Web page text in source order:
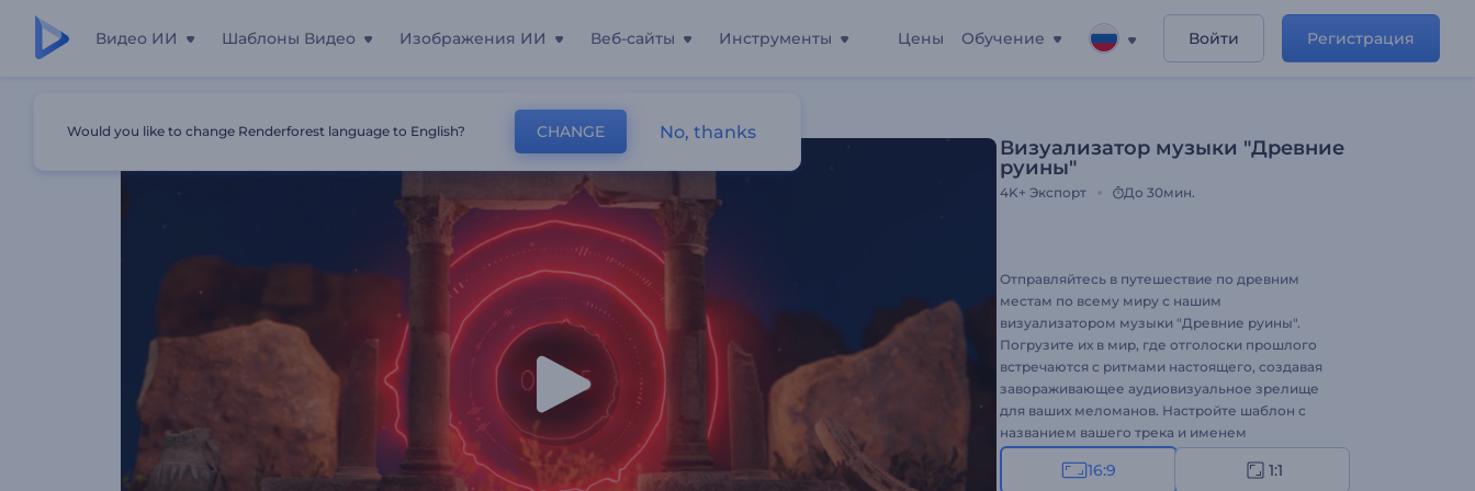
Видео ИИ Шаблоны Видео Изображения ИИ Веб-сайты Инструменты Цены Обучение Войти Регистрация
Визуализатор Музыки "Древние Руины"
Визуализатор музыки "Древние
руины"
4K+ Экспорт До 30мин.
Отправляйтесь в путешествие по древним
местам по всему миру с нашим
визуализатором музыки "Древние руины".
Погрузите их в мир, где отголоски прошлого
встречаются с ритмами настоящего, создавая
завораживающее аудиовизуальное зрелище
для ваших меломанов. Настройте шаблон с
названием вашего трека и именем
исполнителя, загрузите свою музыку и
представьте свой шедевр на стриминг-
16:9 1:1
Would you like to change Renderforest language to English? CHANGE No, thanks